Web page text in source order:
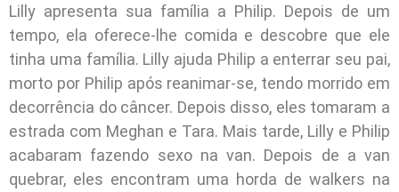
Lilly apresenta sua família a Philip. Depois de um
tempo, ela oferece-lhe comida e descobre que ele
tinha uma família. Lilly ajuda Philip a enterrar seu pai,
morto por Philip após reanimar-se, tendo morrido em
decorrência do câncer. Depois disso, eles tomaram a
estrada com Meghan e Tara. Mais tarde, Lilly e Philip
acabaram fazendo sexo na van. Depois de a van
quebrar, eles encontram uma horda de walkers na